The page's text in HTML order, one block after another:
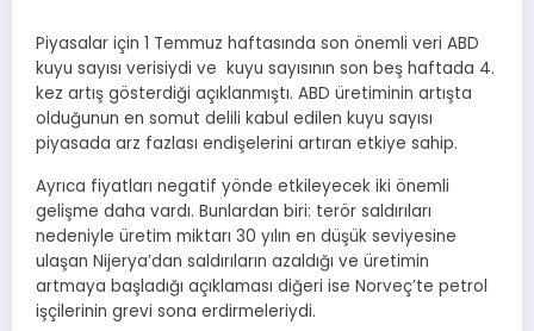
Piyasalar için 1 Temmuz haftasında son önemli veri ABD
kuyu sayısı verisiydi ve kuyu sayısının son beş haftada 4.
kez artış gösterdiği açıklanmıştı. ABD üretiminin artışta
olduğunun en somut delili kabul edilen kuyu sayısı
piyasada arz fazlası endişelerini artıran etkiye sahip.
Ayrıca fiyatları negatif yönde etkileyecek iki önemli
gelişme daha vardı. Bunlardan biri: terör saldırıları
nedeniyle üretim miktarı 30 yılın en düşük seviyesine
ulaşan Nijerya’dan saldırıların azaldığı ve üretimin
artmaya başladığı açıklaması diğeri ise Norveç’te petrol
işçilerinin grevi sona erdirmeleriydi.